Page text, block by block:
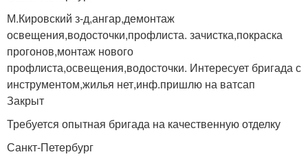
М.Кировский з-д,ангар,демонтаж
освещения,водосточки,профлиста. зачистка,покраска
прогонов,монтаж нового
профлиста,освещения,водосточки. Интересует бригада с
инструментом,жилья нет,инф.пришлю на ватсап
Закрыт
Требуется опытная бригада на качественную отделку
Санкт-Петербург